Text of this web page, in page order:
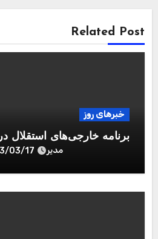
Related Post
خبرهای روز
برنامه خارجی‌های استقلال
مدیر 03/17